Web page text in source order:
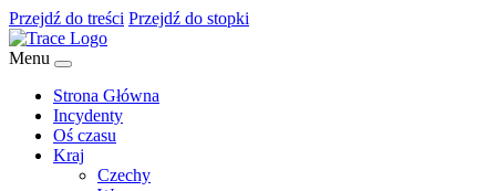
Przejdź do treści Przejdź do stopki
Menu
Strona Główna
Incydenty
Oś czasu
Kraj
Czechy